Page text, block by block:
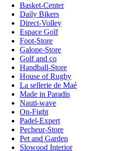
Basket-Center
Daily Bikers
Direct-Volley
Espace Golf
Foot-Store
Galope-Store
Golf and co
Handball-Store
House of Rugby
La sellerie de Maé
Made in Paradis
Nauti-wave
On-Fight
Padel-Expert
Pecheur-Store
Pet and Garden
Slowood Interior